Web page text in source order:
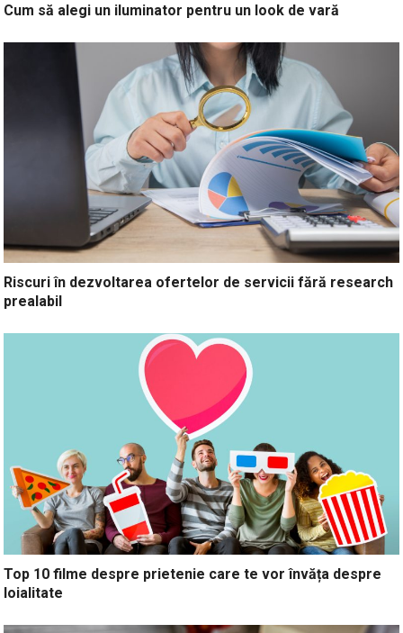
Cum să alegi un iluminator pentru un look de vară
Riscuri în dezvoltarea ofertelor de servicii fără research
prealabil
Top 10 filme despre prietenie care te vor învăța despre
loialitate